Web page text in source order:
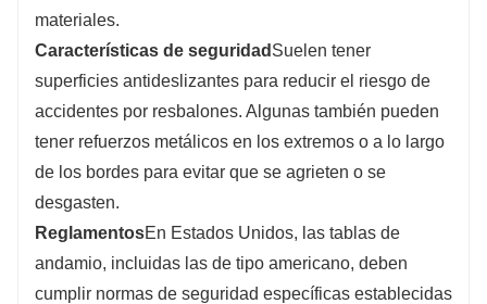
materiales.
Características de seguridad Suelen tener
superficies antideslizantes para reducir el riesgo de
accidentes por resbalones. Algunas también pueden
tener refuerzos metálicos en los extremos o a lo largo
de los bordes para evitar que se agrieten o se
desgasten.
ReglamentosEn Estados Unidos, las tablas de
andamio, incluidas las de tipo americano, deben
cumplir normas de seguridad específicas establecidas